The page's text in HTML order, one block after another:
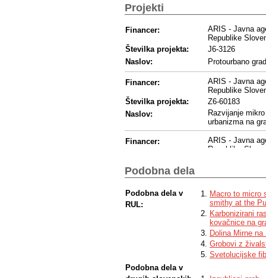
Projekti
Financer:
ARIS - Javna
Republike
Številka projekta:
J6-3126
Naslov:
Protourbano
Financer:
ARIS - Javna
Republike
Številka projekta:
Z6-60183
Naslov:
Razvijanje
urbanizma na
Financer:
ARIS - Javna
Republike
Naslov:
Financer:
ARIS - Javna
Republike
P4-0085
Agroekosistemi
ARIS - Javna
Republike
Številka projekta:
Podobna dela
Podobna dela v
RUL:
Macro to micro
smithy at the
Karbonizirani
kovačnice na
Dolina Mirne
Grobovi z
Svetolucijske
Podobna dela v